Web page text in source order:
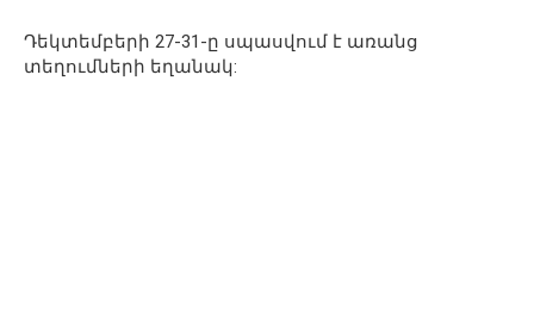
Դեկտեմբերի 27-31-ը սպասվում է առանց
տեղումների եղանակ: